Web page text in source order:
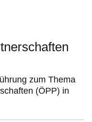
zum Thema
(ÖPP) in